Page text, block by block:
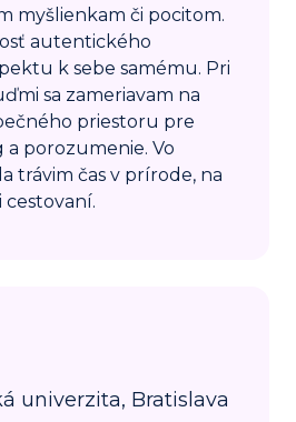
myšlienkam či pocitom.
autentického
k sebe samému. Pri
sa zameriavam na
priestoru pre
a porozumenie. Vo
trávim čas v prírode, na
univerzita, Bratislava